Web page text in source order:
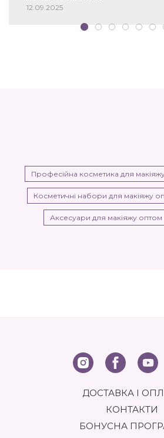
12.09.2025
Професійна косметика для
Косметичні набори для макіяжу
Аксесуари для макіяжу оптом
ДОСТАВКА І
КОНТАКТИ
БОНУСНА